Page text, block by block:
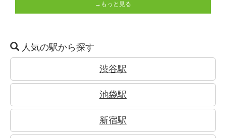
→もっと見る
人気の駅から探す
渋谷駅
池袋駅
新宿駅